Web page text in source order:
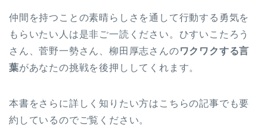
仲間を持つことの素晴らしさを通して行動する勇気を
もらいたい人は是非ご一読ください。ひすいこたろう
さん、菅野一勢さん、柳田厚志さんのワクワクする言
葉があなたの挑戦を後押ししてくれます。
本書をさらに詳しく知りたい方はこちらの記事でも要
約しているのでご覧ください。